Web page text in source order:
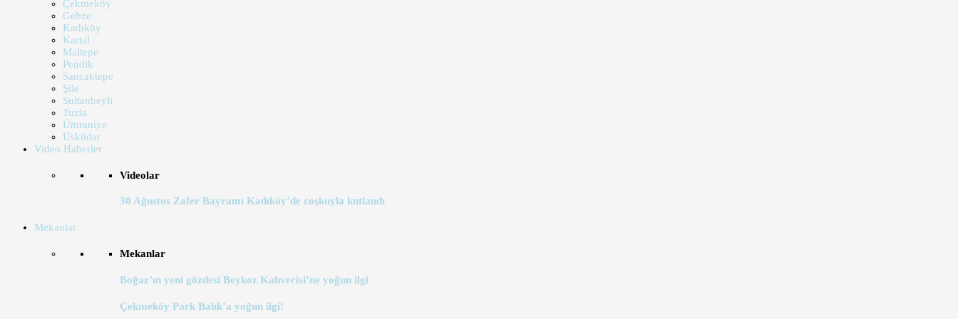
Çekmeköy
Gebze
Kadıköy
Kartal
Maltepe
Pendik
Sancaktepe
Şile
Sultanbeyli
Tuzla
Ümraniye
Üsküdar
Video Haberler
Videolar
30 Ağustos Zafer Bayramı Kadıköy’de coşkuyla kutlandı
Mekanlar
Mekanlar
Boğaz’ın yeni gözdesi Beykoz Kahvecisi’ne yoğun ilgi
Çekmeköy Park Balık’a yoğun ilgi!